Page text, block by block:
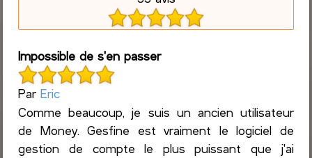
Impossible de s'en passer
ParEric
Comme beaucoup, je suis un ancien utilisateur
de Money. Gesfine est vraiment le logiciel de
gestion de compte le plus puissant que j'ai